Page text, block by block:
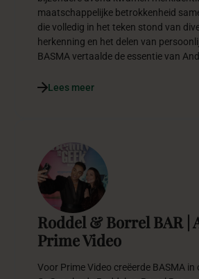
maatschappelijke betrokkenheid
die volledig in het teken stond van
herkenning en het delen van
BASMA vertaalde de essentie van
Lees meer
Roddel & Borrel BAR |
Prime Video
Voor Prime Video creëerde BASMA